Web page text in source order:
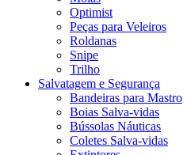
Optimist
Peças para Veleiros
Roldanas
Snipe
Trilho
Salvatagem e Segurança
Bandeiras para Mastro
Boias Salva-vidas
Bússolas Náuticas
Coletes Salva-vidas